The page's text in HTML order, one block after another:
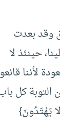
وقد بعدت
حينئذ لا
لأننا
كل
يَهْتَدُونَ}